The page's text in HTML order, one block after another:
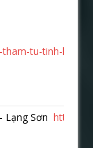
tu-tinh-lao-
Lạng Sơnhttps://